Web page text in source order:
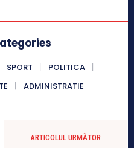
SPORT
POLITICA
ADMINISTRATIE
ARTICOLUL URMĂTOR